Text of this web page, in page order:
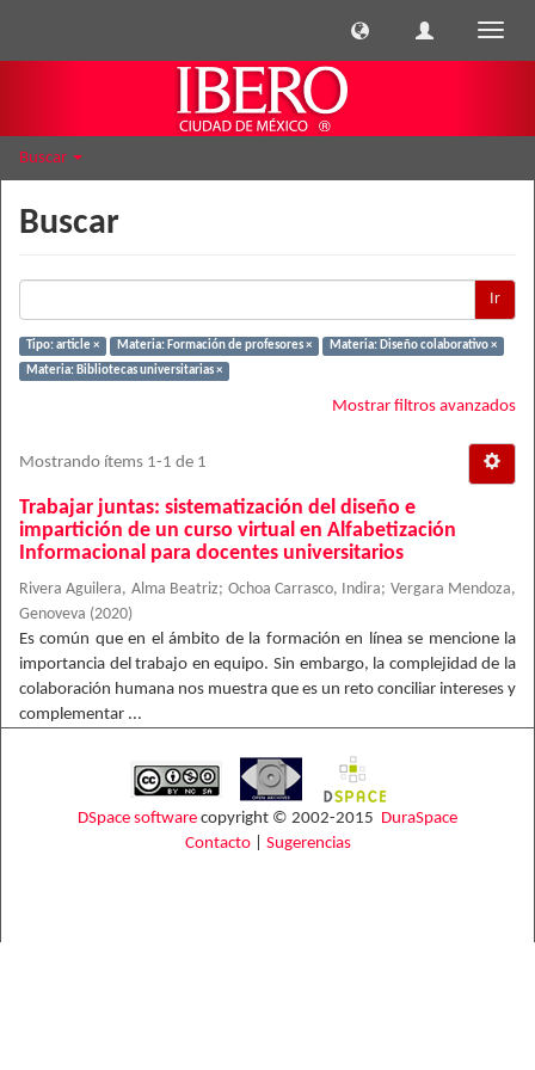
Buscar
Buscar
Ir
Tipo: article × Materia: Formación de profesores ×
Materia: Diseño colaborativo ×
Materia: Bibliotecas universitarias ×
Mostrar filtros avanzados
Mostrando ítems 1-1 de 1
Trabajar juntas: sistematización del diseño e
impartición de un curso virtual en Alfabetización
Informacional para docentes universitarios
Rivera Aguilera, Alma Beatriz; Ochoa Carrasco, Indira; Vergara Mendoza,
Genoveva (2020)
Es común que en el ámbito de la formación en línea se mencione la
importancia del trabajo en equipo. Sin embargo, la complejidad de la
colaboración humana nos muestra que es un reto conciliar intereses y
complementar ...
DSpace software copyright © 2002-2015 DuraSpace
Contacto| Sugerencias